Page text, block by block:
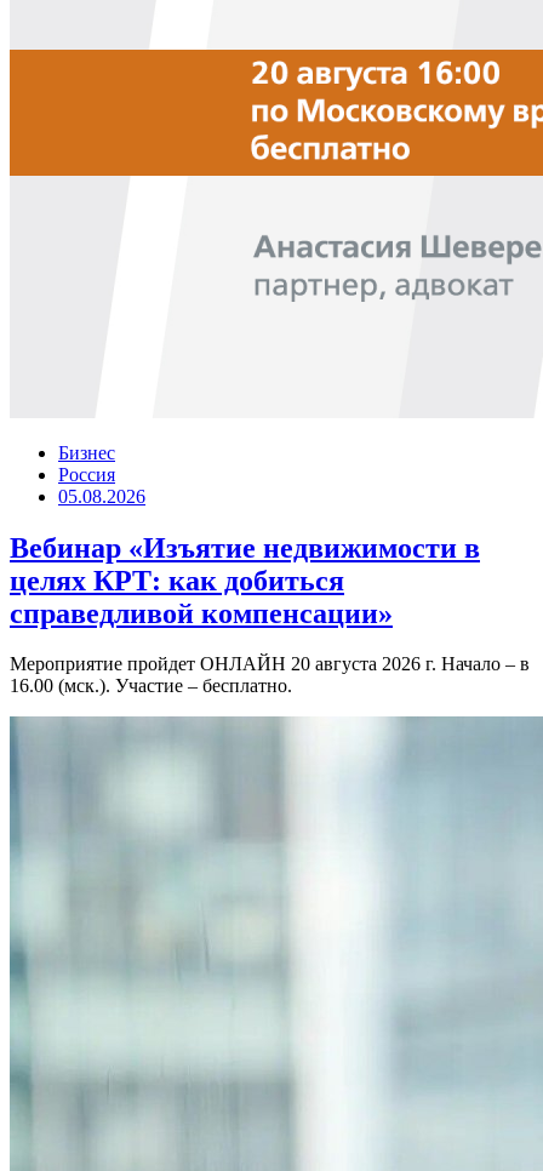
Бизнес
Россия
05.08.2026
Вебинар «Изъятие недвижимости в
целях КРТ: как добиться
справедливой компенсации»
Мероприятие пройдет ОНЛАЙН 20 августа 2026 г. Начало – в
16.00 (мск.). Участие – бесплатно.